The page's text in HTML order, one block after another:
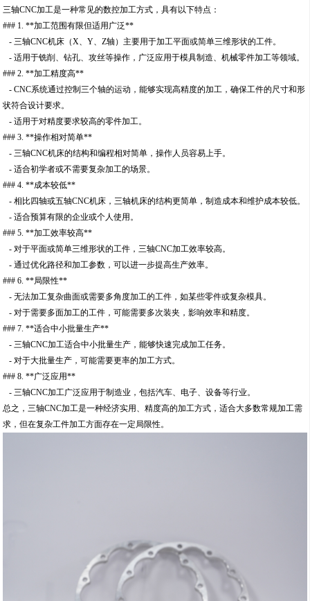
三轴CNC加工是一种常见的数控加工方式，具有以下特点：
### 1. **加工范围有限但适用广泛**
- 三轴CNC机床（X、Y、Z轴）主要用于加工平面或简单三维形状的工件。
- 适用于铣削、钻孔、攻丝等操作，广泛应用于模具制造、机械零件加工等领域。
### 2. **加工精度高**
- CNC系统通过控制三个轴的运动，能够实现高精度的加工，确保工件的尺寸和形
状符合设计要求。
- 适用于对精度要求较高的零件加工。
### 3. **操作相对简单**
- 三轴CNC机床的结构和编程相对简单，操作人员容易上手。
- 适合初学者或不需要复杂加工的场景。
### 4. **成本较低**
- 相比四轴或五轴CNC机床，三轴机床的结构更简单，制造成本和维护成本较低。
- 适合预算有限的企业或个人使用。
### 5. **加工效率较高**
- 对于平面或简单三维形状的工件，三轴CNC加工效率较高。
- 通过优化路径和加工参数，可以进一步提高生产效率。
### 6. **局限性**
- 无法加工复杂曲面或需要多角度加工的工件，如某些零件或复杂模具。
- 对于需要多面加工的工件，可能需要多次装夹，影响效率和精度。
### 7. **适合中小批量生产**
- 三轴CNC加工适合中小批量生产，能够快速完成加工任务。
- 对于大批量生产，可能需要更率的加工方式。
### 8. **广泛应用**
- 三轴CNC加工广泛应用于制造业，包括汽车、电子、设备等行业。
总之，三轴CNC加工是一种经济实用、精度高的加工方式，适合大多数常规加工需
求，但在复杂工件加工方面存在一定局限性。